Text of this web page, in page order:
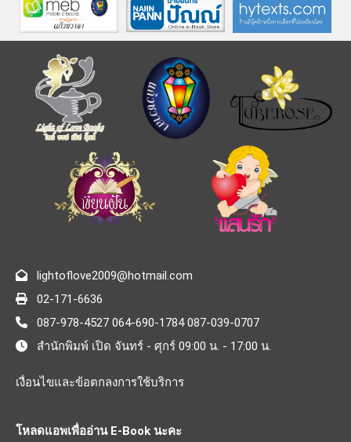
lightoflove2009@hotmail.com
02-171-6636
087-978-4527 064-690-1784 087-039-0707
สำนักพิมพ์ เปิด จันทร์ - ศุกร์ 09:00 น. - 17:00 น.
เงื่อนไขและข้อตกลงการใช้บริการ
โหลดแอพเพื่ออ่าน E-Book นะคะ